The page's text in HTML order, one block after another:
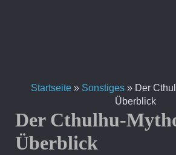
Startseite » Sonstiges » Der
Überblick
Der Cthulhu-
Überblick